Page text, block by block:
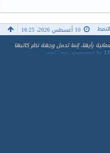
10 أغسطس 2026، 16:25
رأيها، إنما تحمل وجهة نظر كاتبها
om77.net, sponsored by